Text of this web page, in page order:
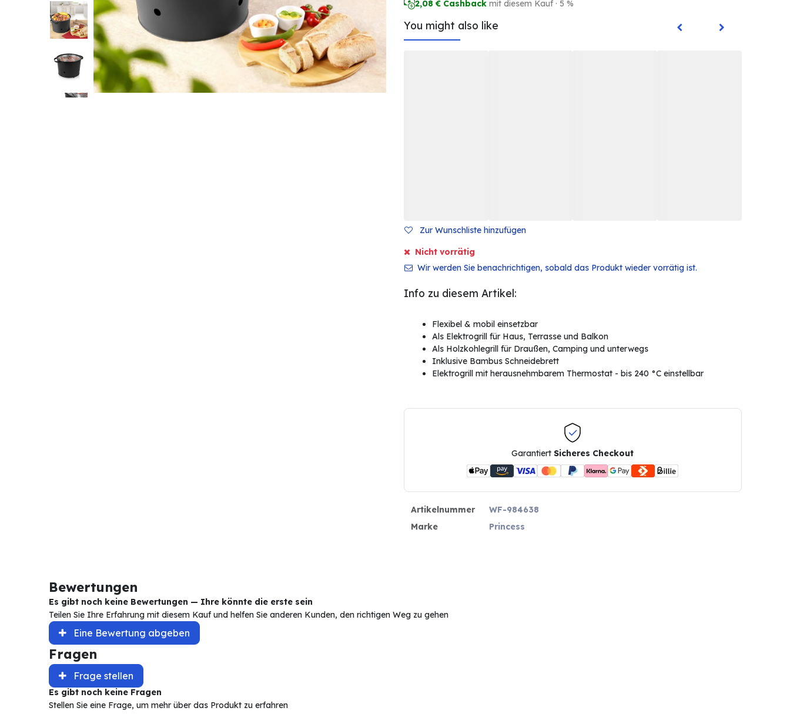
2,08 € Cashback mit diesem Kauf · 5 %
You might also like
Zur Wunschliste hinzufügen
Nicht vorrätig
Wir werden Sie benachrichtigen, sobald das Produkt wieder vorrätig ist.
Info zu diesem Artikel:
Flexibel & mobil einsetzbar
Als Elektrogrill für Haus, Terrasse und Balkon
Als Holzkohlegrill für Draußen, Camping und unterwegs
Inklusive Bambus Schneidebrett
Elektrogrill mit herausnehmbarem Thermostat - bis 240 °C einstellbar
GarantiertSicheres Checkout
Artikelnummer
WF-984638
Marke
Princess
Bewertungen
Es gibt noch keine Bewertungen — Ihre könnte die erste sein
Teilen Sie Ihre Erfahrung mit diesem Kauf und helfen Sie anderen Kunden, den richtigen Weg zu gehen
Eine Bewertung abgeben
Fragen
Frage stellen
Es gibt noch keine Fragen
Stellen Sie eine Frage, um mehr über das Produkt zu erfahren